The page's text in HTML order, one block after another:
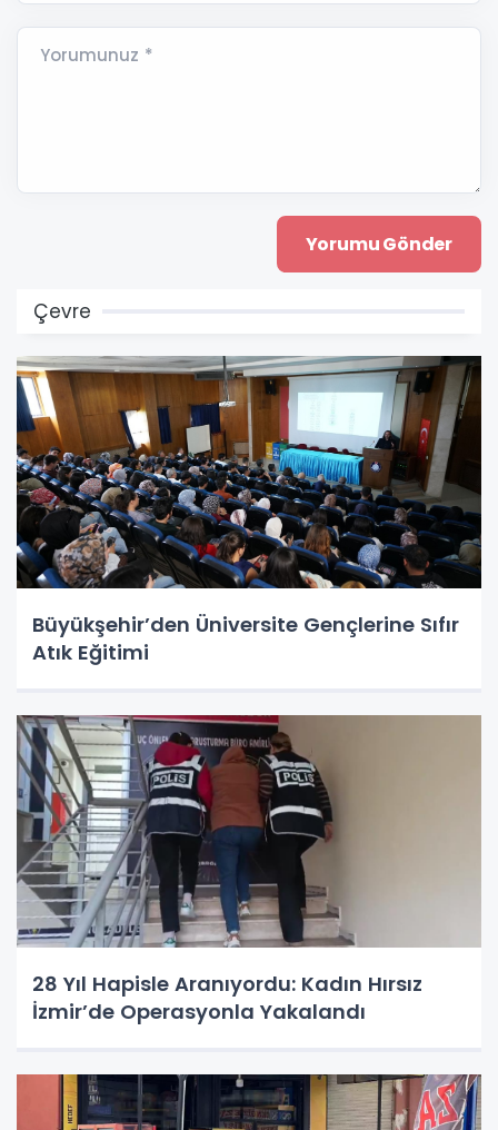
Yorumunuz *
Çevre
Büyükşehir’den Üniversite Gençlerine Sıfır
Atık Eğitimi
28 Yıl Hapisle Aranıyordu: Kadın Hırsız
İzmir’de Operasyonla Yakalandı